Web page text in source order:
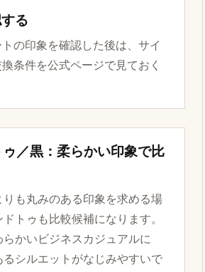
る
の印象を確認した後は、サイ
条件を公式ページで見ておく
／黒：柔らかい印象で比
りも丸みのある印象を求める場
トゥも比較候補になります。
かいビジネスカジュアルに
るシルエットがなじみやすいで